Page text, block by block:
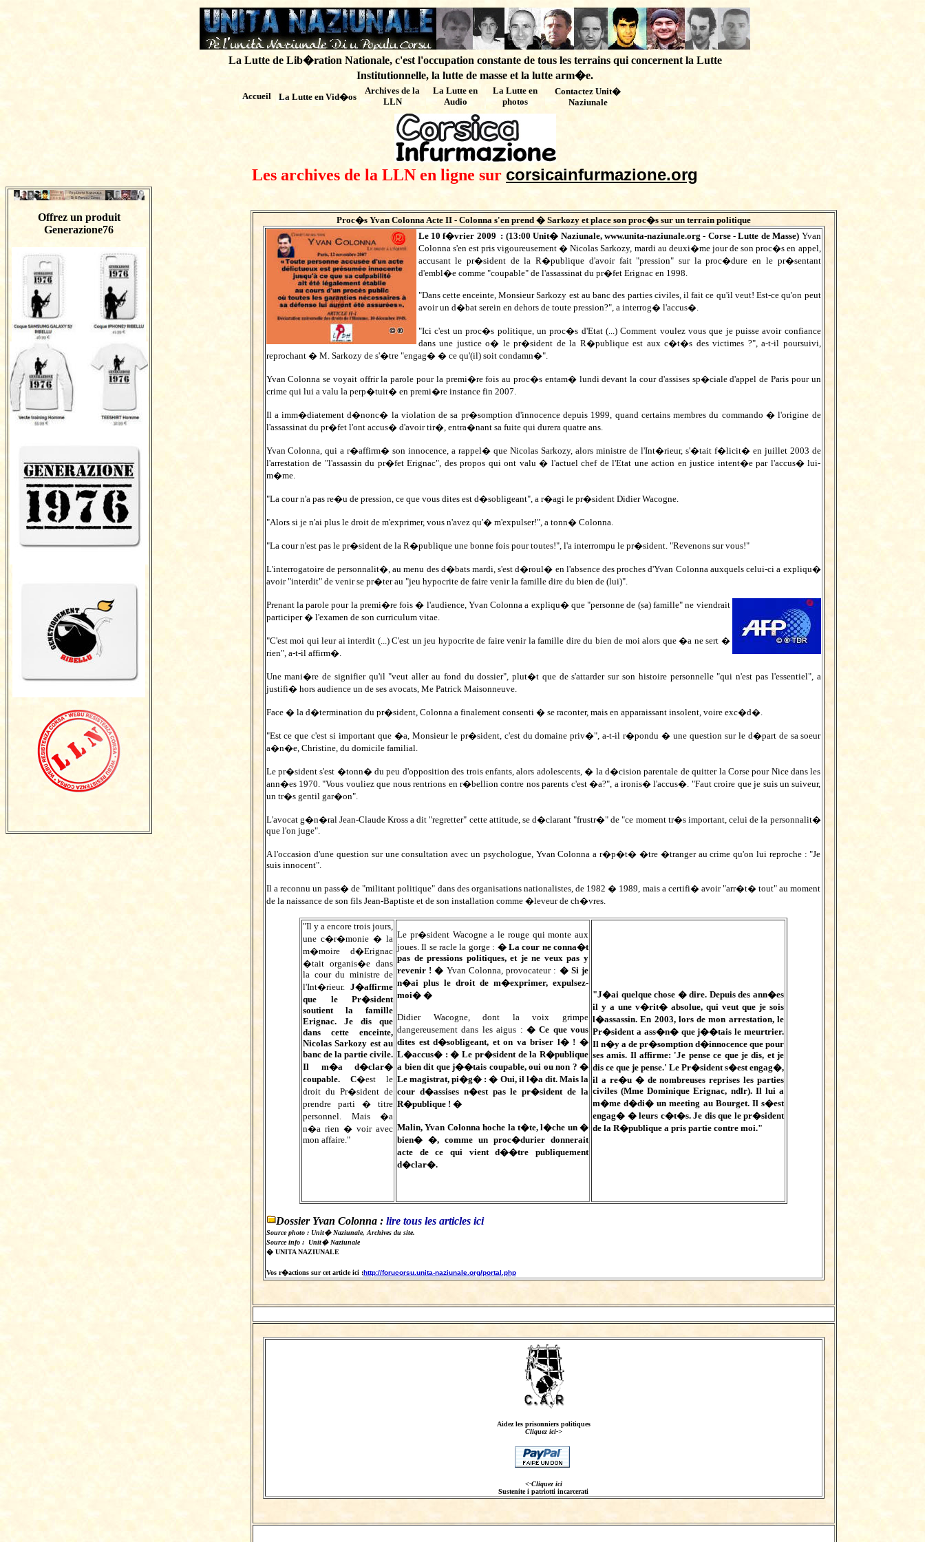
La Lutte de Lib�ration Nationale, c'est l'occupation constante de tous les terrains qui concernent la Lutte
Institutionnelle, la lutte de masse et la lutte arm�e.
Accueil La Lutte en Vid�os
Archives de la
LLN
La Lutte en
Audio
La Lutte en
photos
Contactez Unit�
Naziunale
Les archives de la LLN en ligne sur corsicainfurmazione.org
Offrez un produit
Generazione76
Proc�s Yvan Colonna Acte II - Colonna s'en prend � Sarkozy et place son proc�s sur un terrain politique
Le 10 f�vrier 2009 : (13:00 Unit� Naziunale, www.unita-naziunale.org - Corse - Lutte de Masse) Yvan
Colonna s'en est pris vigoureusement � Nicolas Sarkozy, mardi au deuxi�me jour de son proc�s en appel,
accusant le pr�sident de la R�publique d'avoir fait "pression" sur la proc�dure en le pr�sentant
d'embl�e comme "coupable" de l'assassinat du pr�fet Erignac en 1998.
"Dans cette enceinte, Monsieur Sarkozy est au banc des parties civiles, il fait ce qu'il veut! Est-ce qu'on peut
avoir un d�bat serein en dehors de toute pression?", a interrog� l'accus�.
"Ici c'est un proc�s politique, un proc�s d'Etat (...) Comment voulez vous que je puisse avoir confiance
dans une justice o� le pr�sident de la R�publique est aux c�t�s des victimes ?", a-t-il poursuivi,
reprochant � M. Sarkozy de s'�tre "engag� � ce qu'(il) soit condamn�".
Yvan Colonna se voyait offrir la parole pour la premi�re fois au proc�s entam� lundi devant la cour d'assises sp�ciale d'appel de Paris pour un
crime qui lui a valu la perp�tuit� en premi�re instance fin 2007.
Il a imm�diatement d�nonc� la violation de sa pr�somption d'innocence depuis 1999, quand certains membres du commando � l'origine de
l'assassinat du pr�fet l'ont accus� d'avoir tir�, entra�nant sa fuite qui durera quatre ans.
Yvan Colonna, qui a r�affirm� son innocence, a rappel� que Nicolas Sarkozy, alors ministre de l'Int�rieur, s'�tait f�licit� en juillet 2003 de
l'arrestation de "l'assassin du pr�fet Erignac", des propos qui ont valu � l'actuel chef de l'Etat une action en justice intent�e par l'accus� lui-
m�me.
"La cour n'a pas re�u de pression, ce que vous dites est d�sobligeant", a r�agi le pr�sident Didier Wacogne.
"Alors si je n'ai plus le droit de m'exprimer, vous n'avez qu'� m'expulser!", a tonn� Colonna.
"La cour n'est pas le pr�sident de la R�publique une bonne fois pour toutes!", l'a interrompu le pr�sident. "Revenons sur vous!"
L'interrogatoire de personnalit�, au menu des d�bats mardi, s'est d�roul� en l'absence des proches d'Yvan Colonna auxquels celui-ci a expliqu�
avoir "interdit" de venir se pr�ter au "jeu hypocrite de faire venir la famille dire du bien de (lui)".
Prenant la parole pour la premi�re fois � l'audience, Yvan Colonna a expliqu� que "personne de (sa) famille" ne viendrait
participer � l'examen de son curriculum vitae.
"C'est moi qui leur ai interdit (...) C'est un jeu hypocrite de faire venir la famille dire du bien de moi alors que �a ne sert �
rien", a-t-il affirm�.
Une mani�re de signifier qu'il "veut aller au fond du dossier", plut�t que de s'attarder sur son histoire personnelle "qui n'est pas l'essentiel", a
justifi� hors audience un de ses avocats, Me Patrick Maisonneuve.
Face � la d�termination du pr�sident, Colonna a finalement consenti � se raconter, mais en apparaissant insolent, voire exc�d�.
"Est ce que c'est si important que �a, Monsieur le pr�sident, c'est du domaine priv�", a-t-il r�pondu � une question sur le d�part de sa soeur
a�n�e, Christine, du domicile familial.
Le pr�sident s'est �tonn� du peu d'opposition des trois enfants, alors adolescents, � la d�cision parentale de quitter la Corse pour Nice dans les
ann�es 1970. "Vous vouliez que nous rentrions en r�bellion contre nos parents c'est �a?", a ironis� l'accus�. "Faut croire que je suis un suiveur,
un tr�s gentil gar�on".
L'avocat g�n�ral Jean-Claude Kross a dit "regretter" cette attitude, se d�clarant "frustr�" de "ce moment tr�s important, celui de la personnalit�
que l'on juge".
A l'occasion d'une question sur une consultation avec un psychologue, Yvan Colonna a r�p�t� �tre �tranger au crime qu'on lui reproche : "Je
suis innocent".
Il a reconnu un pass� de "militant politique" dans des organisations nationalistes, de 1982 � 1989, mais a certifi� avoir "arr�t� tout" au moment
de la naissance de son fils Jean-Baptiste et de son installation comme �leveur de ch�vres.
"Il y a encore trois jours,
une c�r�monie � la
m�moire d�Erignac
�tait organis�e dans
la cour du ministre de
l'Int�rieur. J�affirme
que le Pr�sident
soutient la famille
Erignac. Je dis que
dans cette enceinte,
Nicolas Sarkozy est au
banc de la partie civile.
Il m�a d�clar�
coupable. C�est le
droit du Pr�sident de
prendre parti � titre
personnel. Mais �a
n�a rien � voir avec
mon affaire."
Le pr�sident Wacogne a le rouge qui monte aux
joues. Il se racle la gorge : � La cour ne conna�t
pas de pressions politiques, et je ne veux pas y
revenir ! � Yvan Colonna, provocateur : � Si je
n�ai plus le droit de m�exprimer, expulsez-
moi� �
Didier Wacogne, dont la voix grimpe
dangereusement dans les aigus : � Ce que vous
dites est d�sobligeant, et on va briser l� ! �
L�accus� : � Le pr�sident de la R�publique
a bien dit que j��tais coupable, oui ou non ? �
Le magistrat, pi�g� : � Oui, il l�a dit. Mais la
cour d�assises n�est pas le pr�sident de la
R�publique ! �
Malin, Yvan Colonna hoche la t�te, l�che un �
bien� �, comme un proc�durier donnerait
acte de ce qui vient d��tre publiquement
d�clar�.
"J�ai quelque chose � dire. Depuis des ann�es
il y a une v�rit� absolue, qui veut que je sois
l�assassin. En 2003, lors de mon arrestation, le
Pr�sident a ass�n� que j��tais le meurtrier.
Il n�y a de pr�somption d�innocence que pour
ses amis. Il affirme: 'Je pense ce que je dis, et je
dis ce que je pense.' Le Pr�sident s�est engag�,
il a re�u � de nombreuses reprises les parties
civiles (Mme Dominique Erignac, ndlr). Il lui a
m�me d�di� un meeting au Bourget. Il s�est
engag� � leurs c�t�s. Je dis que le pr�sident
de la R�publique a pris partie contre moi."
Dossier Yvan Colonna : lire tous les articles ici
Source photo : Unit� Naziunale, Archives du site.
Source info : Unit� Naziunale
� UNITA NAZIUNALE
Vos r�actions sur cet article ici :http://forucorsu.unita-naziunale.org/portal.php
Aidez les prisonniers politiques
Cliquez ici->
<-Cliquez ici
Sustenite i patriotti incarcerati